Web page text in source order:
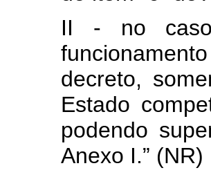
II - no caso
decreto,
Estado
podendo
Anexo I.” (NR)